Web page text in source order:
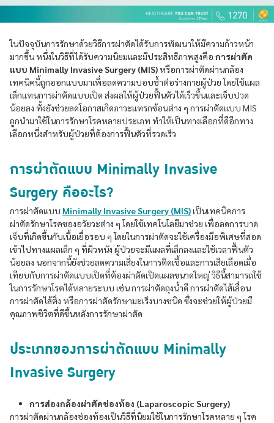
ในปัจจุบันการรักษาด้วยวิธีการผ่าตัดได้รับการพัฒนาให้มีความก้าวหน้า
มากขึ้น หนึ่งในวิธีที่ได้รับความนิยมและมีประสิทธิภาพสูงคือ การผ่าตัด
แบบ Minimally Invasive Surgery (MIS)หรือการผ่าตัดผ่านกล้อง
เทคนิคนี้ถูกออกแบบมาเพื่อลดความบอบช้ำต่อร่างกายผู้ป่วย โดยใช้แผล
เล็กแทนการผ่าตัดแบบเปิด ส่งผลให้ผู้ป่วยฟื้นตัวได้เร็วขึ้นและเจ็บปวด
น้อยลง ทั้งยังช่วยลดโอกาสเกิดภาวะแทรกซ้อนต่าง ๆ การผ่าตัดแบบ MIS
ถูกนำมาใช้ในการรักษาโรคหลายประเภท ทำให้เป็นทางเลือกที่ดีอีกทาง
เลือกหนึ่งสำหรับผู้ป่วยที่ต้องการฟื้นตัวที่รวดเร็ว
การผ่าตัดแบบ Minimally Invasive
Surgery คืออะไร?
การผ่าตัดแบบ Minimally Invasive Surgery (MIS)เป็นเทคนิคการ
ผ่าตัดรักษาโรคของอวัยวะต่าง ๆ โดยใช้เทคโนโลยีมาช่วย เพื่อลดการบาด
เจ็บที่เกิดขึ้นกับเนื้อเยื่อรอบ ๆ โดยในการผ่าตัดจะใช้เครื่องมือพิเศษที่สอด
เข้าไปทางแผลเล็ก ๆ ที่ผิวหนัง ผู้ป่วยจะมีแผลที่เล็กลงและใช้เวลาฟื้นตัว
น้อยลง นอกจากนี้ยังช่วยลดความเสี่ยงในการติดเชื้อและการเสียเลือดเมื่อ
เทียบกับการผ่าตัดแบบเปิดที่ต้องผ่าตัดเปิดแผลขนาดใหญ่ วิธีนี้สามารถใช้
ในการรักษาโรคได้หลายระบบ เช่น การผ่าตัดถุงน้ำดี การผ่าตัดไส้เลื่อน
การผ่าตัดไส้ติ่ง หรือการผ่าตัดรักษามะเร็งบางชนิด ซึ่งจะช่วยให้ผู้ป่วยมี
คุณภาพชีวิตที่ดีขึ้นหลังการรักษาผ่าตัด
ประเภทของการผ่าตัดแบบ Minimally
Invasive Surgery
การส่องกล้องผ่าตัดช่องท้อง (Laparoscopic Surgery)
การผ่าตัดผ่านกล้องช่องท้องเป็นวิธีที่นิยมใช้ในการรักษาโรคหลาย ๆ โรค